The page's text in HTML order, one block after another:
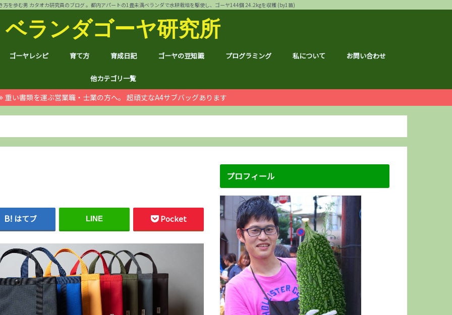
を歩む男 カタオカ研究員のブログ 。都内アパートの1畳未満ベランダで水耕栽培を駆使し、ゴーヤ144個 24.2kgを収穫 (by1苗)
ベランダゴーヤ研究所
ゴーヤレシピ 育て方
自動給水装置
ハイポニカ水耕栽培とは
ノウハウ
育成日記
ほんわか
日常
月例報告
収支決算
ゴーヤの豆知識 プログラミング 私について お問い合わせ
他カテゴリ一覧
ゴジラ
空き家
PC・スマホ
シャープ
ドローン
ブログ運営 月次運営報告
ノウハウ
ブロフェス
ムダ知識 顔ハメ
お宝記事
サカナクション
ハンドメイド
マラソン 上野の森ハーフマラソン
荒川リバーサイドマラソン
久喜マラソン
体幹トレーニング
RX100
子育て
#地域ブログ 地元広島のこと
北区のこと
荒川区のこと
台東区のこと
茨城のこと
京都のこと
グルメ
株式投資・お金 個別銘柄分析
株主総会レポ
株主優待
雑貨屋ブルドッグ
仮想通貨
本多静六
お得な節約情報
ふるさと納税
重い書類を運ぶ営業職・士業の方へ。 超頑丈なA4サブバッグあります
はてブ LINE Pocket
プロフィール